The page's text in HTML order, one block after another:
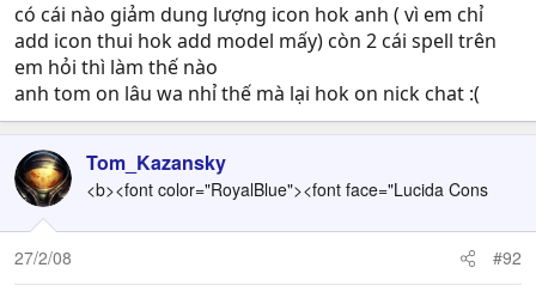
có cái nào giảm dung lượng icon hok anh ( vì em chỉ
add icon thui hok add model mấy) còn 2 cái spell trên
em hỏi thì làm thế nào
anh tom on lâu wa nhỉ thế mà lại hok on nick chat :(
Tom_Kazansky
<b><font color="RoyalBlue"><font face="Lucida Cons
27/2/08 #92